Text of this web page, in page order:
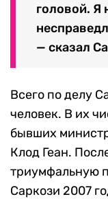
головой. Я
— сказал
Всего по делу
человек. В их
бывших
Клод Геан.
триумфальную
Саркози 2007